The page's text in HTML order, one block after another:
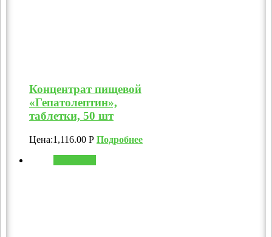
Концентрат пищевой
«Гепатолептин»,
таблетки, 50 шт
Цена:1,116.00 Р Подробнее